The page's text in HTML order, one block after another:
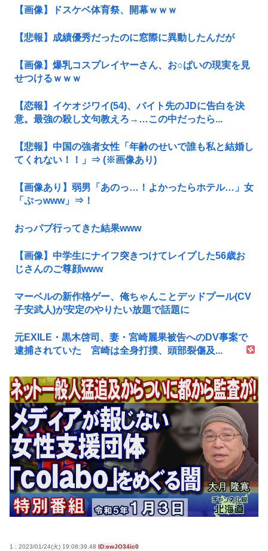
【画像】ドスケベ体育祭、開幕ｗｗｗ
【悲報】成績優秀だったのに窓際に異動したんだが
【画像】爆乳コスプレイヤーさん、お○ぱいの現実を見
せつけるｗｗｗ
【恋報】イケオジワイ(54)、バイト先のJDに告白を決
意。最強の殺し文句教えろ→…この中だったら...
【悲報】中国の強者女性「年齢のせいで誰も私と結婚し
てくれない！！」⇒ (※画像あり)
【画像あり】弱男「あのっ…！よかったらホテル…」女
「ぷっwww」⇒！
おっパブ行ってきた結果www
【画像】中学生にナイフ突きつけてレイプした56歳お
じさんのご尊顔www
マーベルの新作格ゲー、俺ちゃんことデッドプール(CV
子安武人)が安定のやりたい放題で話題に
元EXILE・黒木啓司、妻・宮崎麗果被告へのDV事案で
逮捕されていた 宮崎は全身打撲、頭部裂傷及...
1 : 2023/01/24(火) 19:08:39.48 ID:ewJO34ic0